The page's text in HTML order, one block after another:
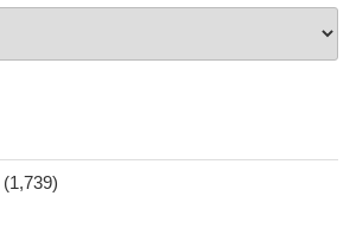
(1,739)